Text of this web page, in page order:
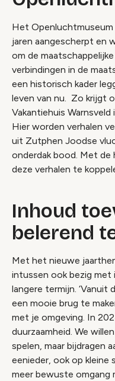
Het
jaren aangescherpt en
om de
verbindingen in de
een historisch kader
leven van nu. Zo krijgt
Vakantiehuis Warnsveld
Hier worden verhalen
uit Zutphen Joodse
onderdak bood. Met de
deze verhalen te
Inhoud
belerend
Met het nieuwe
intussen ook bezig met
langere termijn. ‘Vanuit
een mooie brug te
met je omgeving. In
duurzaamheid. We
spelen, maar bijdragen
eenieder, ook op kleine
meer bewuste omgang